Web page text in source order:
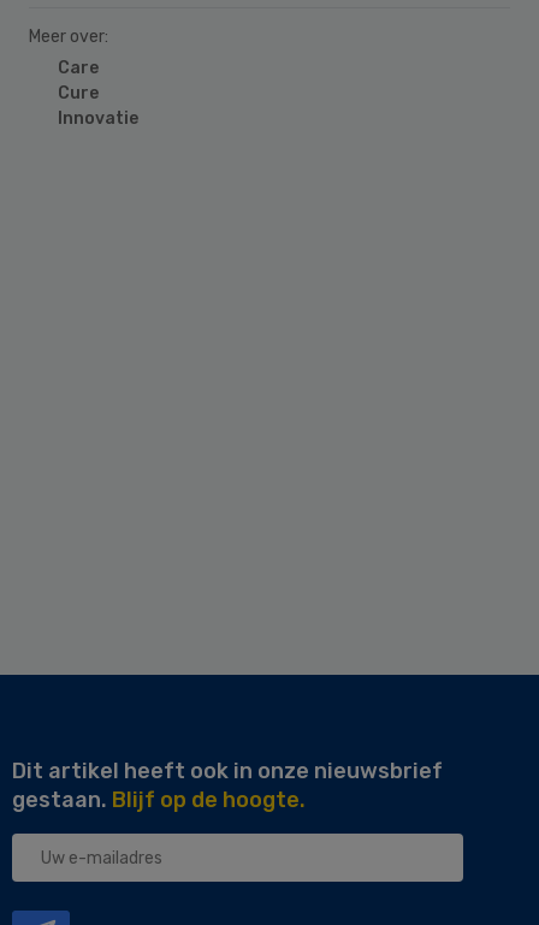
Meer over:
Care
Cure
Innovatie
Dit artikel heeft ook in onze nieuwsbrief
gestaan. Blijf op de hoogte.
Uw